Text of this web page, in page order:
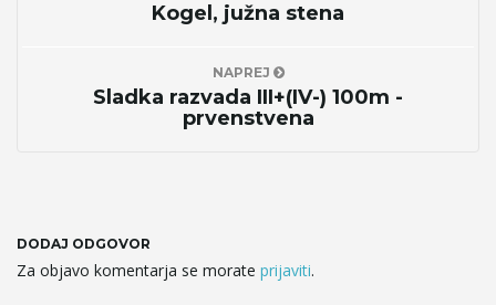
Kogel, južna stena
NAPREJ
Sladka razvada III+(IV-) 100m -
prvenstvena
DODAJ ODGOVOR
Za objavo komentarja se morate prijaviti.